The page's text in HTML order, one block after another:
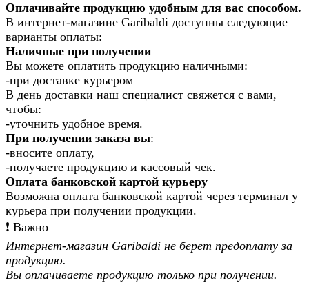
Оплачивайте продукцию удобным для вас способом.
В интернет-магазине Garibaldi доступны следующие
варианты оплаты:
Наличные при получении
Вы можете оплатить продукцию наличными:
-при доставке курьером
В день доставки наш специалист свяжется с вами,
чтобы:
-уточнить удобное время.
При получении заказа вы:
-вносите оплату,
-получаете продукцию и кассовый чек.
Оплата банковской картой курьеру
Возможна оплата банковской картой через терминал у
курьера при получении продукции.
❗️ Важно
Интернет-магазин Garibaldi не берет предоплату за
продукцию.
Вы оплачиваете продукцию только при получении.